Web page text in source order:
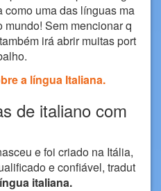
uma das línguas ma
Sem mencionar q
irá abrir muitas port
a língua Italiana.
de italiano com
e foi criado na Itália,
e confiável, tradut
italiana.